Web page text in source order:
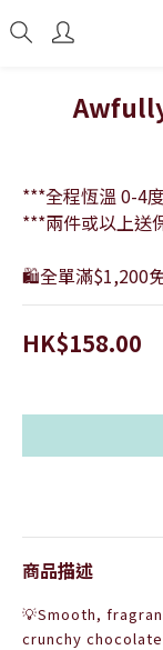
***全程恆溫 0-4
***兩件或以上送
🛍全單滿$1,200
HK$158.00
商品描述
💡Smooth,
crunchy